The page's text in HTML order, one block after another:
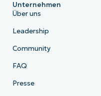
Unternehmen
Über uns
Leadership
Community
FAQ
Presse